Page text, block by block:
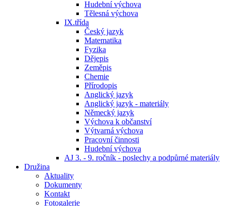
Hudební výchova
Tělesná výchova
IX.třída
Český jazyk
Matematika
Fyzika
Dějepis
Zeměpis
Chemie
Přírodopis
Anglický jazyk
Anglický jazyk - materiály
Německý jazyk
Výchova k občanství
Výtvarná výchova
Pracovní činnosti
Hudební výchova
AJ 3. - 9. ročník - poslechy a podpůrné materiály
Družina
Aktuality
Dokumenty
Kontakt
Fotogalerie